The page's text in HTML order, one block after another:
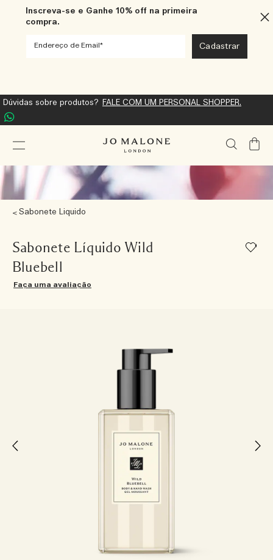
Inscreva-se e Ganhe 10% off na primeira
compra.
Dúvidas sobre produtos? FALE COM UM PERSONAL SHOPPER.
Meu
Sabonete Liquido
Sabonete Líquido Wild
Bluebell
Faça uma avaliação